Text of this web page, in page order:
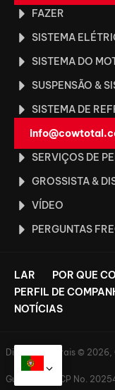
FAZER
SISTEMA
SISTEMA DO
SUSPENSÃO &
SISTEMA DE
SERVIÇOS DE
GROSSISTA &
VÍDEO
PERGUNTAS
LAR
POR QUE
PERFIL DE
NOTÍCIAS
Direitos autorais © 2026,
Guangdong ICP No.